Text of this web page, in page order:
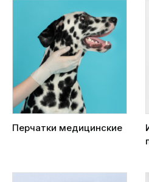
Перчатки медицинские